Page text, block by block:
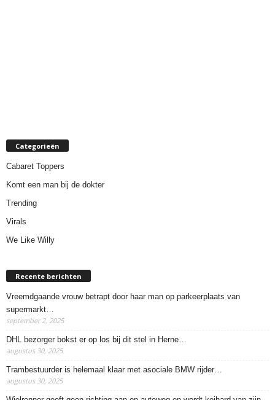
Categorieën
Cabaret Toppers
Komt een man bij de dokter
Trending
Virals
We Like Willy
Recente berichten
Vreemdgaande vrouw betrapt door haar man op parkeerplaats van
supermarkt…
september 2, 2025
DHL bezorger bokst er op los bij dit stel in Herne…
augustus 30, 2025
Trambestuurder is helemaal klaar met asociale BMW rijder…
augustus 30, 2025